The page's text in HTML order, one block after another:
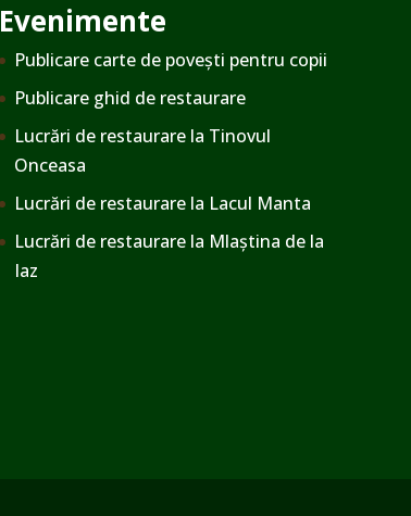
Evenimente
Publicare carte de povești pentru copii
Publicare ghid de restaurare
Lucrări de restaurare la Tinovul
Onceasa
Lucrări de restaurare la Lacul Manta
Lucrări de restaurare la Mlaștina de la
Iaz